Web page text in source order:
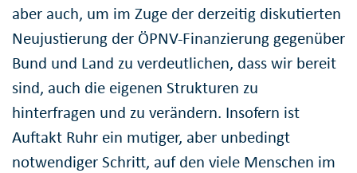
aber auch, um im Zuge der derzeitig diskutierten
Neujustierung der ÖPNV-Finanzierung gegenüber
Bund und Land zu verdeutlichen, dass wir bereit
sind, auch die eigenen Strukturen zu
hinterfragen und zu verändern. Insofern ist
Auftakt Ruhr ein mutiger, aber unbedingt
notwendiger Schritt, auf den viele Menschen im